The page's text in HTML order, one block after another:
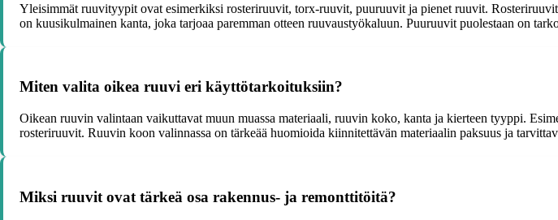
Yleisimmät ruuvityypit ovat esimerkiksi rosteriruuvit, torx-ruuvit, puuruuvit ja pienet ruuvit.
on kuusikulmainen kanta, joka tarjoaa paremman otteen ruuvaustyökaluun. Puuruuvit puolestaan on
Miten valita oikea ruuvi eri käyttötarkoituksiin?
Oikean ruuvin valintaan vaikuttavat muun muassa materiaali, ruuvin koko, kanta ja kierteen tyyppi.
rosteriruuvit. Ruuvin koon valinnassa on tärkeää huomioida kiinnitettävän materiaalin paksuus ja
Miksi ruuvit ovat tärkeä osa rakennus- ja remonttitöitä?